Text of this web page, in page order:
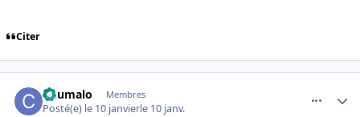
Citer
Chumalo Membres
Posté(e) le 10 janvierle 10 janv.